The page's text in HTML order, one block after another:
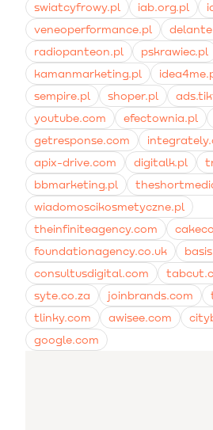
swiatcyfrowy.pl iab.org.pl
veneoperformance.pl
radiopanteon.pl
pskrawiec.pl
kamanmarketing.pl
sempire.pl
shoper.pl
youtube.com
efectownia.pl
getresponse.com
apix-drive.com
digitalk.pl
bbmarketing.pl
wiadomoscikosmetyczne.pl
theinfiniteagency.com
foundationagency.co.uk
consultusdigital.com
syte.co.za
joinbrands.com
tlinky.com
awisee.com
google.com